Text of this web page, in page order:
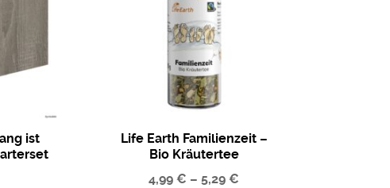
ist
Life Earth Familienzeit –
Bio Kräutertee
4,99€ –5,29€